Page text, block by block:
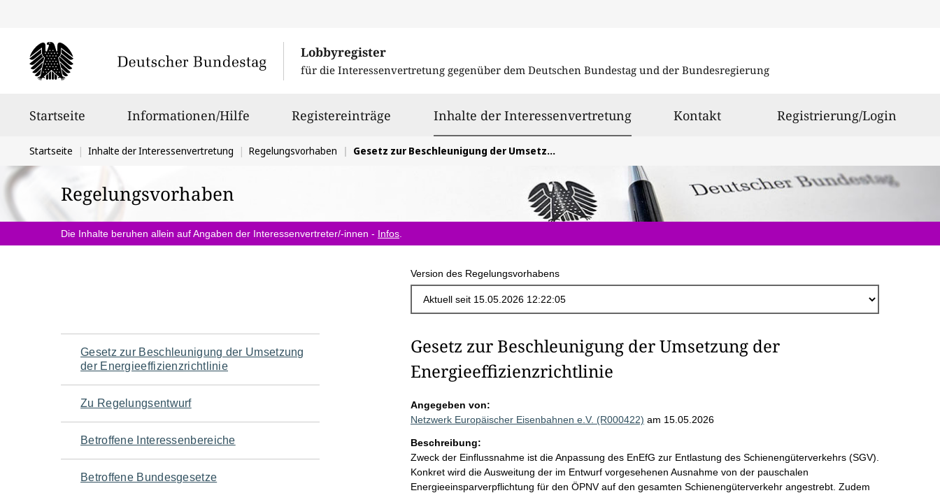
Lobbyregister
für die Interessenvertretung gegenüber dem Deutschen Bundestag und der Bundesregierung
Startseite Informationen/Hilfe Registereinträge Inhalte der Interessenvertretungausgewählt
Kontakt Registrierung/Login
Sie
befinden
sich
hier:
Startseite Inhalte der Interessenvertretung Regelungsvorhaben Gesetz zur Beschleunigung der Umsetzung der Energieeffizienzrichtlinie
Regelungsvorhaben
Die Inhalte beruhen allein auf Angaben der Interessenvertreter/-innen - Infos
Version des Regelungsvorhabens
Navigation
für
den
Seiteninhalt
Gesetz zur Beschleunigung der Umsetzung
der Energieeffizienzrichtlinie
Zu Regelungsentwurf
Betroffene Interessenbereiche
Betroffene Bundesgesetze
Gesetz zur Beschleunigung der Umsetzung der
Energieeffizienzrichtlinie
Angegeben von:
Netzwerk Europäischer Eisenbahnen e.V. (R000422) am 15.05.2026
Beschreibung:
Zweck der Einflussnahme ist die Anpassung des EnEfG zur Entlastung des Schienengüterverkehrs (SGV).
Konkret wird die Ausweitung der im Entwurf vorgesehenen Ausnahme von der pauschalen
Energieeinsparverpflichtung für den ÖPNV auf den gesamten Schienengüterverkehr angestrebt. Zudem